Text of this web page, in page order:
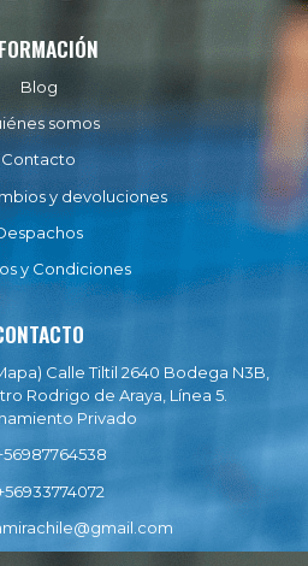
Blog
somos
Contacto
y devoluciones
y Condiciones
Calle Tiltil 2640 Bodega N3B,
Rodrigo de Araya, Línea 5.
Privado